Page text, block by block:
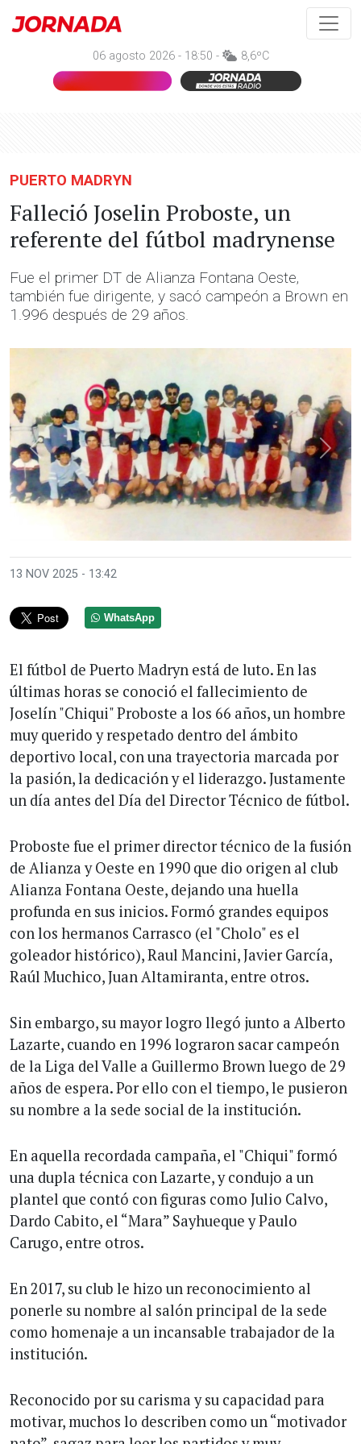
06 agosto 2026 - 18:50 - 8,6ºC
PUERTO MADRYN
Falleció Joselin Proboste, un
referente del fútbol madrynense
Fue el primer DT de Alianza Fontana Oeste,
también fue dirigente, y sacó campeón a Brown en
1.996 después de 29 años.
Anterior
13 NOV 2025 - 13:42
WhatsApp
El fútbol de Puerto Madryn está de luto. En las
últimas horas se conoció el fallecimiento de
Joselín "Chiqui" Proboste a los 66 años, un hombre
muy querido y respetado dentro del ámbito
deportivo local, con una trayectoria marcada por
la pasión, la dedicación y el liderazgo. Justamente
un día antes del Día del Director Técnico de fútbol.
Proboste fue el primer director técnico de la fusión
de Alianza y Oeste en 1990 que dio origen al club
Alianza Fontana Oeste, dejando una huella
profunda en sus inicios. Formó grandes equipos
con los hermanos Carrasco (el "Cholo" es el
goleador histórico), Raul Mancini, Javier García,
Raúl Muchico, Juan Altamiranta, entre otros.
Sin embargo, su mayor logro llegó junto a Alberto
Lazarte, cuando en 1996 lograron sacar campeón
de la Liga del Valle a Guillermo Brown luego de 29
años de espera. Por ello con el tiempo, le pusieron
su nombre a la sede social de la institución.
En aquella recordada campaña, el "Chiqui" formó
una dupla técnica con Lazarte, y condujo a un
plantel que contó con figuras como Julio Calvo,
Dardo Cabito, el “Mara” Sayhueque y Paulo
Carugo, entre otros.
En 2017, su club le hizo un reconocimiento al
ponerle su nombre al salón principal de la sede
como homenaje a un incansable trabajador de la
institución.
Reconocido por su carisma y su capacidad para
motivar, muchos lo describen como un “motivador